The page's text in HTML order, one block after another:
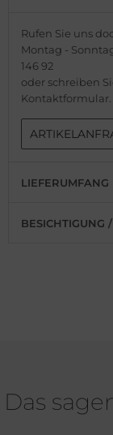
Rufen Sie uns
Montag -
146 92
oder schreiben
Kontaktformular.
LIEFERUMFANG
BESICHTIGUNG
Das